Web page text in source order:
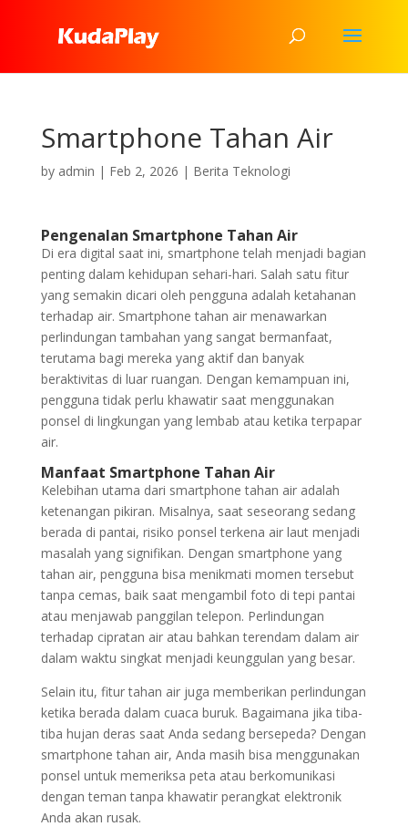
Smartphone Tahan Air
by admin | Feb 2, 2026 | Berita Teknologi
Pengenalan Smartphone Tahan Air
Di era digital saat ini, smartphone telah menjadi bagian
penting dalam kehidupan sehari-hari. Salah satu fitur
yang semakin dicari oleh pengguna adalah ketahanan
terhadap air. Smartphone tahan air menawarkan
perlindungan tambahan yang sangat bermanfaat,
terutama bagi mereka yang aktif dan banyak
beraktivitas di luar ruangan. Dengan kemampuan ini,
pengguna tidak perlu khawatir saat menggunakan
ponsel di lingkungan yang lembab atau ketika terpapar
air.
Manfaat Smartphone Tahan Air
Kelebihan utama dari smartphone tahan air adalah
ketenangan pikiran. Misalnya, saat seseorang sedang
berada di pantai, risiko ponsel terkena air laut menjadi
masalah yang signifikan. Dengan smartphone yang
tahan air, pengguna bisa menikmati momen tersebut
tanpa cemas, baik saat mengambil foto di tepi pantai
atau menjawab panggilan telepon. Perlindungan
terhadap cipratan air atau bahkan terendam dalam air
dalam waktu singkat menjadi keunggulan yang besar.
Selain itu, fitur tahan air juga memberikan perlindungan
ketika berada dalam cuaca buruk. Bagaimana jika tiba-
tiba hujan deras saat Anda sedang bersepeda? Dengan
smartphone tahan air, Anda masih bisa menggunakan
ponsel untuk memeriksa peta atau berkomunikasi
dengan teman tanpa khawatir perangkat elektronik
Anda akan rusak.